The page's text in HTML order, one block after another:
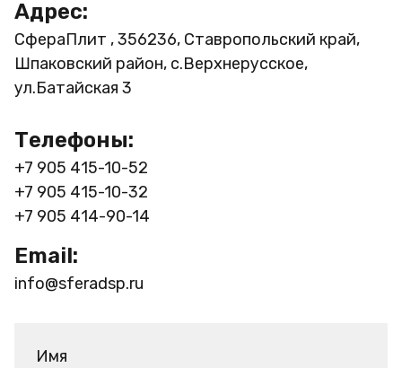
Адрес:
СфераПлит , 356236, Ставропольский край,
Шпаковский район, с.Верхнерусское,
ул.Батайская 3
Телефоны:
+7 905 415-10-52
+7 905 415-10-32
+7 905 414-90-14
Email:
info@sferadsp.ru
Имя